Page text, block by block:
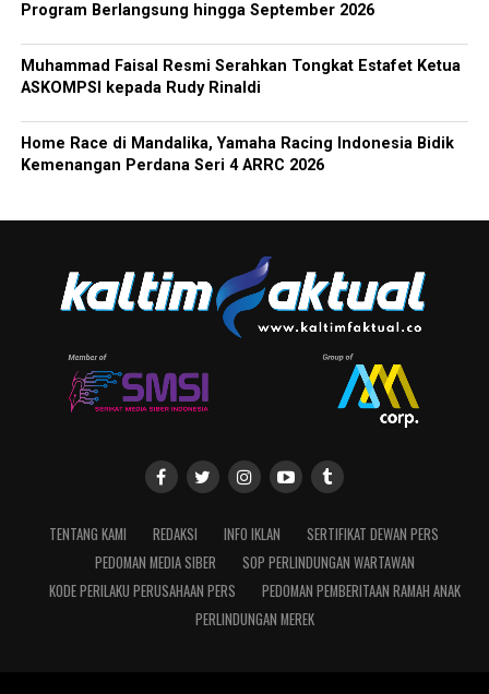
Program Berlangsung hingga September 2026
Muhammad Faisal Resmi Serahkan Tongkat Estafet Ketua
ASKOMPSI kepada Rudy Rinaldi
Home Race di Mandalika, Yamaha Racing Indonesia Bidik
Kemenangan Perdana Seri 4 ARRC 2026
TENTANG KAMI REDAKSI INFO IKLAN
SERTIFIKAT DEWAN PERS
PEDOMAN MEDIA SIBER
SOP PERLINDUNGAN WARTAWAN
KODE PERILAKU PERUSAHAAN PERS
PEDOMAN PEMBERITAAN RAMAH ANAK
PERLINDUNGAN MEREK